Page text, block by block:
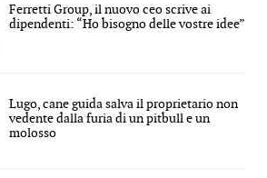
Ferretti Group, il nuovo ceo scrive ai
dipendenti: “Ho bisogno delle vostre idee”
Lugo, cane guida salva il proprietario non
vedente dalla furia di un pitbull e un
molosso